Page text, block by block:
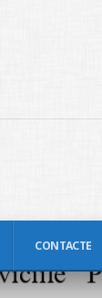
CONTACTE